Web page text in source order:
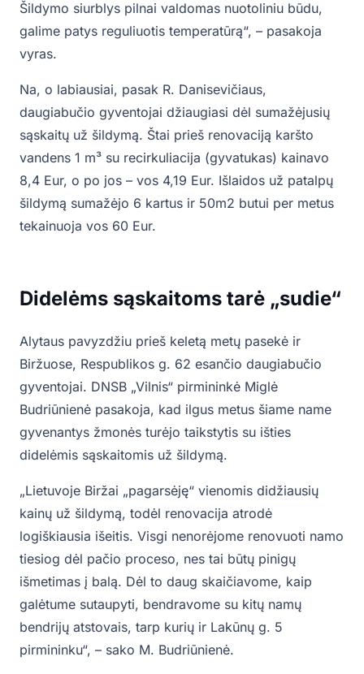
Šildymo siurblys pilnai valdomas nuotoliniu būdu,
galime patys reguliuotis temperatūrą“, – pasakoja
vyras.
Na, o labiausiai, pasak R. Danisevičiaus,
daugiabučio gyventojai džiaugiasi dėl sumažėjusių
sąskaitų už šildymą. Štai prieš renovaciją karšto
vandens 1 m³ su recirkuliacija (gyvatukas) kainavo
8,4 Eur, o po jos – vos 4,19 Eur. Išlaidos už patalpų
šildymą sumažėjo 6 kartus ir 50m2 butui per metus
tekainuoja vos 60 Eur.
Didelėms sąskaitoms tarė „sudie“
Alytaus pavyzdžiu prieš keletą metų pasekė ir
Biržuose, Respublikos g. 62 esančio daugiabučio
gyventojai. DNSB „Vilnis“ pirmininkė Miglė
Budriūnienė pasakoja, kad ilgus metus šiame name
gyvenantys žmonės turėjo taikstytis su išties
didelėmis sąskaitomis už šildymą.
„Lietuvoje Biržai „pagarsėję“ vienomis didžiausių
kainų už šildymą, todėl renovacija atrodė
logiškiausia išeitis. Visgi nenorėjome renovuoti namo
tiesiog dėl pačio proceso, nes tai būtų pinigų
išmetimas į balą. Dėl to daug skaičiavome, kaip
galėtume sutaupyti, bendravome su kitų namų
bendrijų atstovais, tarp kurių ir Lakūnų g. 5
pirmininku“, – sako M. Budriūnienė.